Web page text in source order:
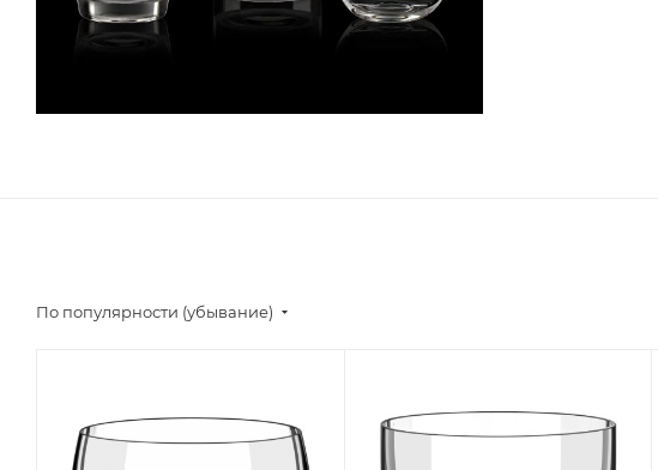
По популярности (убывание)